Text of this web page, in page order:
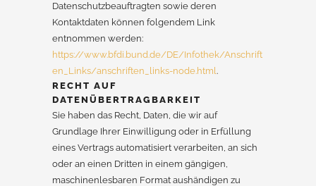
Datenschutzbeauftragten sowie deren
Kontaktdaten können folgendem Link
entnommen werden:
https://www.bfdi.bund.de/DE/Infothek/Anschrift
en_Links/anschriften_links-node.html.
RECHT AUF
DATENÜBERTRAGBARKEIT
Sie haben das Recht, Daten, die wir auf
Grundlage Ihrer Einwilligung oder in Erfüllung
eines Vertrags automatisiert verarbeiten, an sich
oder an einen Dritten in einem gängigen,
maschinenlesbaren Format aushändigen zu